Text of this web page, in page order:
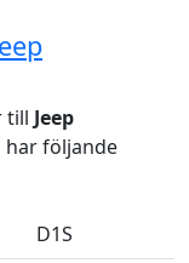
till Jeep
har följande
D1S